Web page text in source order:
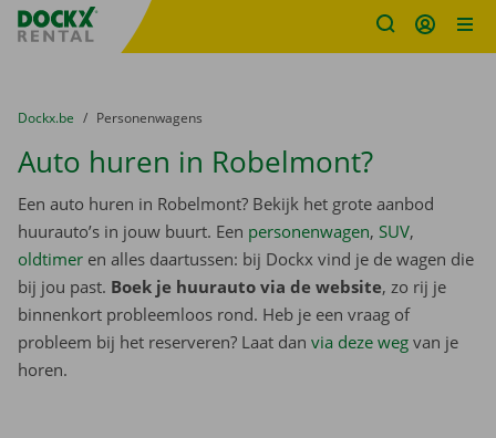
Fratello DEMO
U bevindt zich hier:
van
Dockx.be naar
Personenwagens
Auto huren in Robelmont?
Een auto huren in Robelmont? Bekijk het grote aanbod
huurauto’s in jouw buurt. Een personenwagen, SUV,
oldtimer en alles daartussen: bij Dockx vind je de wagen die
bij jou past. Boek je huurauto via de website, zo rij je
binnenkort probleemloos rond. Heb je een vraag of
probleem bij het reserveren? Laat dan via deze weg van je
horen.